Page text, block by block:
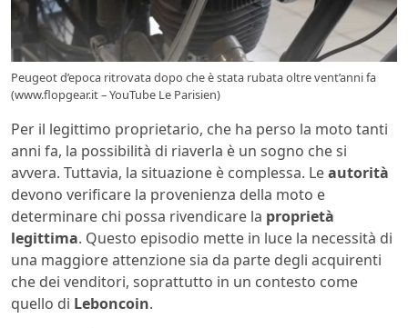
Peugeot d’epoca ritrovata dopo che è stata rubata oltre vent’anni fa
(www.flopgear.it – YouTube Le Parisien)
Per il legittimo proprietario, che ha perso la moto tanti
anni fa, la possibilità di riaverla è un sogno che si
avvera. Tuttavia, la situazione è complessa. Leautorità
devono verificare la provenienza della moto e
determinare chi possa rivendicare la proprietà
legittima. Questo episodio mette in luce la necessità di
una maggiore attenzione sia da parte degli acquirenti
che dei venditori, soprattutto in un contesto come
quello di Leboncoin.